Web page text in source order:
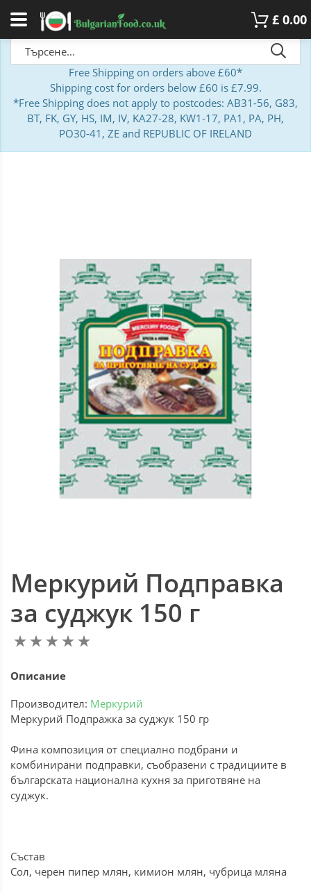
£ 0.00
Free Shipping on orders above £60*
Shipping cost for orders below £60 is £7.99.
*Free Shipping does not apply to postcodes: AB31-56, G83,
BT, FK, GY, HS, IM, IV, KA27-28, KW1-17, PA1, PA, PH,
PO30-41, ZE and REPUBLIC OF IRELAND
Меркурий Подправка
за суджук 150 г
Описание
Производител: Меркурий
Меркурий Подпражка за суджук 150 гр
Фина композиция от специално подбрани и
комбинирани подправки, съобразени с традициите в
българската национална кухня за приготвяне на
суджук.
Състав
Сол, черен пипер млян, кимион млян, чубрица мляна